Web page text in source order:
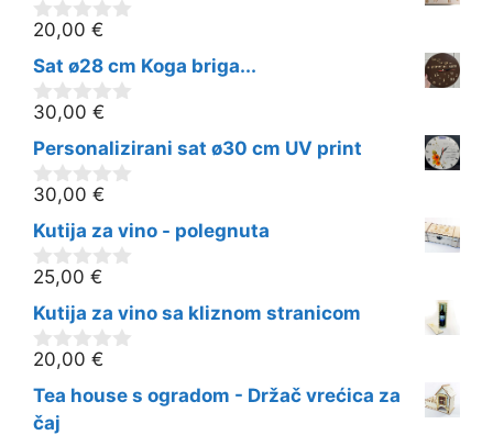
0
d
5
20,00 €
Sat ø28 cm Koga briga...
0
d
5
30,00 €
Personalizirani sat ø30 cm UV print
0
d
5
30,00 €
Kutija za vino - polegnuta
0
d
5
25,00 €
Kutija za vino sa kliznom stranicom
0
d
5
20,00 €
Tea house s ogradom - Držač vrećica za
čaj